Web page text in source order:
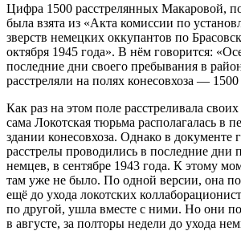
Цифра 1500 расстрелянных Макаровой,
была взята из «Акта комиссии по
зверств немецких оккупантов по
октября 1945 года». В нём говорится:
последние дни своего пребывания в
расстреляли на полях конесовхоза — 1500
Как раз на этом поле расстреливала
сама Локотская тюрьма располагалась в
здании конесовхоза. Однако в документе
расстрелы проводились в последние дни
немцев, в сентябре 1943 года. К этому
там уже не было. По одной версии, она
ещё до ухода локотских
по другой, ушла вместе с ними. Но они
в августе, за полторы недели до ухода